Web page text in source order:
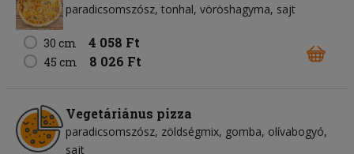
paradicsomszósz tonhal vöröshagyma sajt
30 cm 4 058 Ft
45 cm 8 026 Ft
Vegetáriánus pizza
paradicsomszósz zöldségmix gomba olívabogyó
sajt